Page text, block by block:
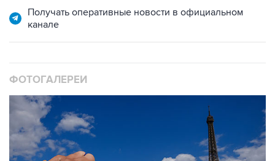
Получать оперативные новости в официальном
канале
ФОТОГАЛЕРЕИ